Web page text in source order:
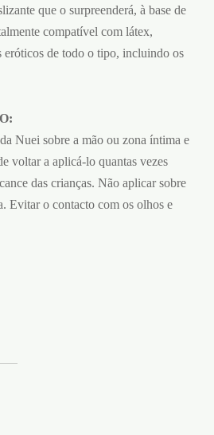
que o surpreenderá, à base de
compatível com látex,
eróticos de todo o tipo, incluindo os
da Nuei sobre a mão ou zona íntima e
voltar a aplicá-lo quantas vezes
das crianças. Não aplicar sobre
Evitar o contacto com os olhos e